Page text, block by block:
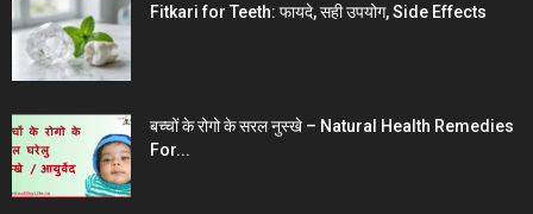
Fitkari for Teeth: फायदे, सही उपयोग, Side Effects
बच्चों के रोगो के सरल नुस्खे – Natural Health Remedies
For...